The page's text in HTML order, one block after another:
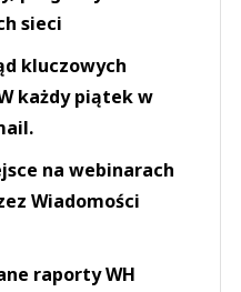
sieci
kluczowych
każdy piątek w
na webinarach
Wiadomości
raporty WH